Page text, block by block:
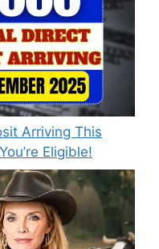
Arriving This
Eligible!